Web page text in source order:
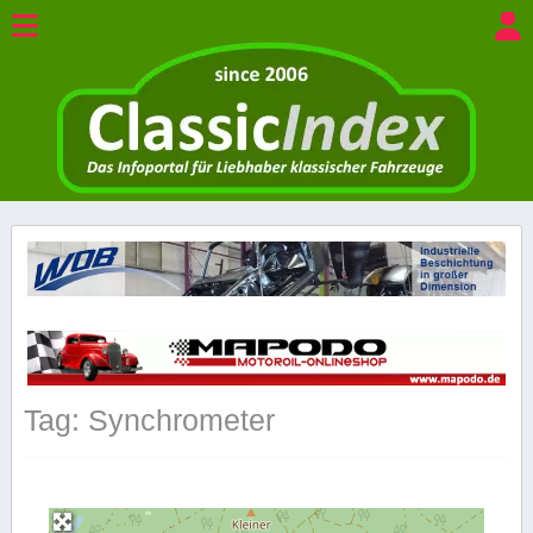
Tag: Synchrometer